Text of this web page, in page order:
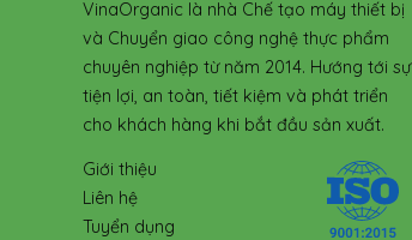
VinaOrganic là nhà Chế tạo máy thiết bị
và Chuyển giao công nghệ thực phẩm
chuyên nghiệp từ năm 2014. Hướng tới sự
tiện lợi, an toàn, tiết kiệm và phát triển
cho khách hàng khi bắt đầu sản xuất.
Giới thiệu
Liên hệ
Tuyển dụng